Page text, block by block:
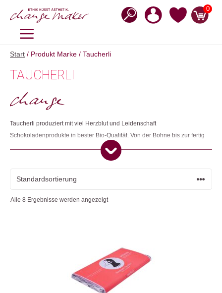
Inhalt
0
MENÜ
Start / Produkt Marke / Taucherli
TAUCHERLI
Taucherli produziert mit viel Herzblut und Leidenschaft
Schokoladenprodukte in bester Bio-Qualität. Von der Bohne bis zur fertig
verpackten Schokoladentafel werden alle Produktionsschritte in der
Schweiz gefertigt. Fairness und Nachhaltigkeit werden bei Taucherli
gross geschrieben. Deshalb arbeitet Taucherli ausschliesslich mit
Produzierenden zusammen, welche diese beiden wichtigen Aspekte
Kay Keusen, der hinter Taucherli steht, sprüht voller Energie, Ideen und
Tatendrang. Im 2015 hat er die kleine Schokoladenmanufaktur Taucherli in
einer ehemaligen Garage mitten in der Stadt Zürich übernommen. Da er zu
diesem Zeitpunkt noch keine Ahnung von Schokolade hat, studiert er alles
Alle 8 Ergebnisse werden angezeigt